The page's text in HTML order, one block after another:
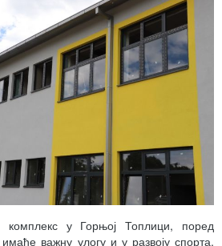
комплекс у Горњој Топлици, поред
важну улогу и у развоју спорта,